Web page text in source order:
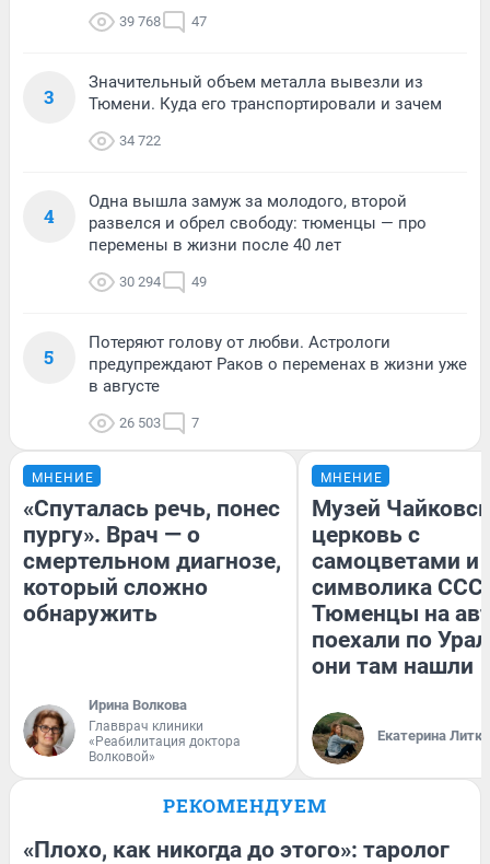
39 768 47
3
Значительный объем металла вывезли из
Тюмени. Куда его транспортировали и зачем
34 722
4
Одна вышла замуж за молодого, второй
развелся и обрел свободу: тюменцы — про
перемены в жизни после 40 лет
30 294 49
5
Потеряют голову от любви. Астрологи
предупреждают Раков о переменах в жизни уже
в августе
26 503 7
МНЕНИЕ
«Спуталась речь, понес
пургу». Врач — о
смертельном диагнозе,
который сложно
обнаружить
Ирина Волкова
Главврач клиники
«Реабилитация доктора
Волковой»
МНЕНИЕ
Музей
церковь с
самоцветами и
символика
Тюменцы на
поехали по
они там нашли
Екатерина
РЕКОМЕНДУЕМ
«Плохо, как никогда до этого»: таролог